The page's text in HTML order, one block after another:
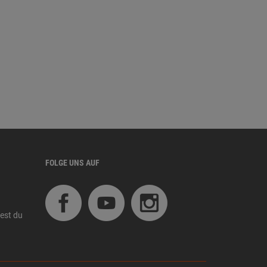
du
FOLGE UNS AUF